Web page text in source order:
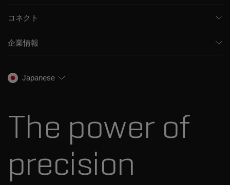
統合ソリューション
スペクトルライブラリ
環境分析
法医学ソリューション
コネクト
トレーニング
キャリア
企業情報
プレスリリース
Japanese
The power of
precision